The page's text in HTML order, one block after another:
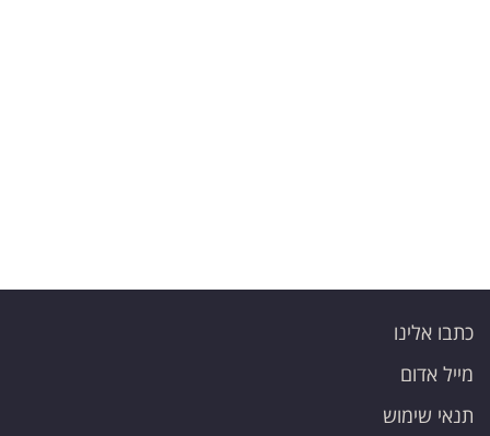
כתבו אלינו
מייל אדום
תנאי שימוש